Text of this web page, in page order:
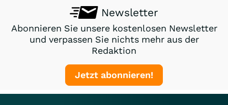
Newsletter
Abonnieren Sie unsere kostenlosen Newsletter
und verpassen Sie nichts mehr aus der
Redaktion
Jetzt abonnieren!